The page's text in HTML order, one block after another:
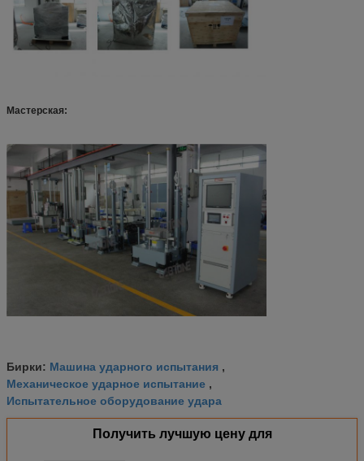
Мастерская:
Бирки: Машина ударного испытания ,
Механическое ударное испытание ,
Испытательное оборудование удара
Получить лучшую цену для